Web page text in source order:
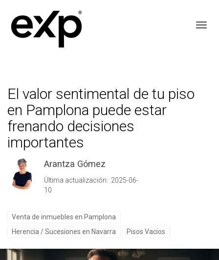
El valor sentimental de tu piso
en Pamplona puede estar
frenando decisiones
importantes
Arantza Gómez
Última actualización: 2025-06-
10
Venta de inmuebles en Pamplona
Herencia / Sucesiones en Navarra
Pisos Vacios